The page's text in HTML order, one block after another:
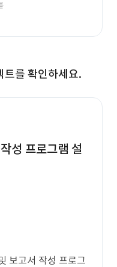
트를 확인하세요.
성 프로그램 설
보고서 작성 프로그